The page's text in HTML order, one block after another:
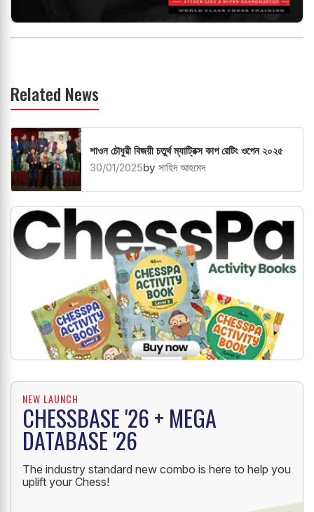
Related News
শাওন চৌধুরী বিজয়ী চতুর্থ ম্যাট্রিক্স কাপ রেটিং ওপেন ২০২৫
30/01/2025by সাহিদ আহমেদ
NEW LAUNCH
CHESSBASE '26 + MEGA
DATABASE '26
The industry standard new combo is here to help you
uplift your Chess!